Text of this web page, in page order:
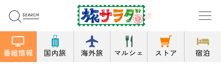
番組情報 国内旅 海外旅 マルシェ ストア 宿泊